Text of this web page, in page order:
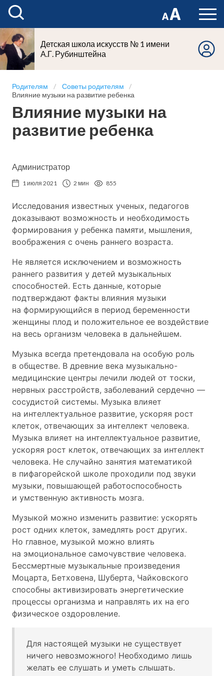
Детская школа искусств № 1 имени
А.Г. Рубинштейна
Родителям
Советы родителям
Влияние музыки на развитие ребенка
Влияние музыки на
развитие ребенка
Администратор
1 июля 2021 2 мин 855
Исследования известных ученых, педагогов
доказывают возможность и необходимость
формирования у ребенка памяти, мышления,
воображения с очень раннего возраста.
Не является исключением и возможность
раннего развития у детей музыкальных
способностей. Есть данные, которые
подтверждают факты влияния музыки
на формирующийся в период беременности
женщины плод и положительное ее воздействие
на весь организм человека в дальнейшем.
Музыка всегда претендовала на особую роль
в обществе. В древние века музыкально-
медицинские центры лечили людей от тоски,
нервных расстройств, заболеваний сердечно —
сосудистой системы. Музыка влияет
на интеллектуальное развитие, ускоряя рост
клеток, отвечающих за интеллект человека.
Музыка влияет на интеллектуальное развитие,
ускоряя рост клеток, отвечающих за интеллект
человека. Не случайно занятия математикой
в пифагорейской школе проходили под звуки
музыки, повышающей работоспособность
и умственную активность мозга.
Музыкой можно изменить развитие: ускорять
рост одних клеток, замедлять рост других.
Но главное, музыкой можно влиять
на эмоциональное самочувствие человека.
Бессмертные музыкальные произведения
Моцарта, Бетховена, Шуберта, Чайковского
способны активизировать энергетические
процессы организма и направлять их на его
физическое оздоровление.
Для настоящей музыки не существует
ничего невозможного! Необходимо лишь
желать ее слушать и уметь слышать.